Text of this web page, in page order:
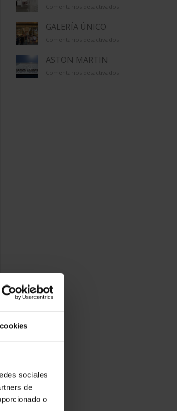
sociales
de
o
Comentarios desactivados
GALERÍA ÚNICO
Comentarios desactivados
ASTON MARTIN
Comentarios desactivados